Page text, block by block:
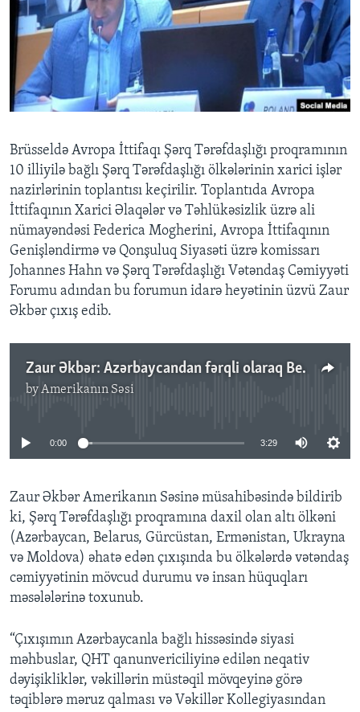
BIZI IZLƏYIN
Brüsseldə Avropa İttifaqı Şərq Tərəfdaşlığı proqramının
10 illiyilə bağlı Şərq Tərəfdaşlığı ölkələrinin xarici işlər
nazirlərinin toplantısı keçirilir. Toplantıda Avropa
İttifaqının Xarici Əlaqələr və Təhlükəsizlik üzrə ali
nümayəndəsi Federica Mogherini, Avropa İttifaqının
Genişləndirmə və Qonşuluq Siyasəti üzrə komissarı
Johannes Hahn və Şərq Tərəfdaşlığı Vətəndaş Cəmiyyəti
Forumu adından bu forumun idarə heyətinin üzvü Zaur
Əkbər çıxış edib.
Zaur Əkbər: Azərbaycandan fərqli olaraq Belarusda siyasi məhbus yoxdur
byAmerikanın Səsi
0:00 3:29
Zaur Əkbər Amerikanın Səsinə müsahibəsində bildirib
ki, Şərq Tərəfdaşlığı proqramına daxil olan altı ölkəni
(Azərbaycan, Belarus, Gürcüstan, Ermənistan, Ukrayna
və Moldova) əhatə edən çıxışında bu ölkələrdə vətəndaş
cəmiyyətinin mövcud durumu və insan hüquqları
məsələlərinə toxunub.
“Çıxışımın Azərbaycanla bağlı hissəsində siyasi
məhbuslar, QHT qanunvericiliyinə edilən neqativ
dəyişikliklər, vəkillərin müstəqil mövqeyinə görə
təqiblərə məruz qalması və Vəkillər Kollegiyasından